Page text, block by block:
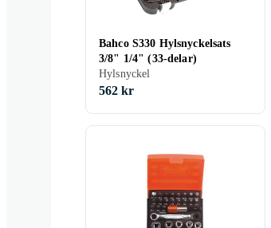
Bahco S330 Hylsnyckelsats
3/8" 1/4" (33-delar)
Hylsnyckel
562 kr